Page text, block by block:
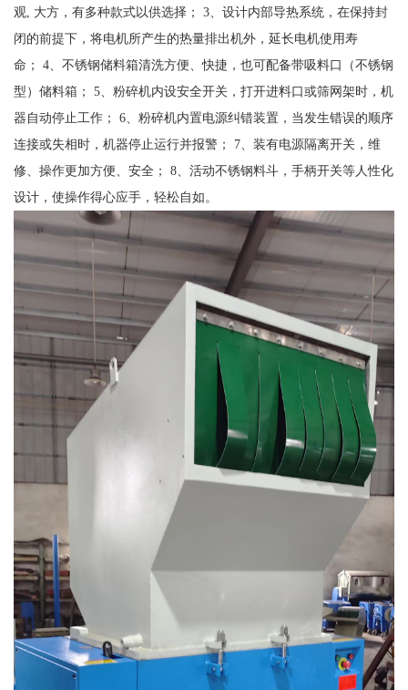
观, 大方，有多种款式以供选择； 3、设计内部导热系统，在保持封
闭的前提下，将电机所产生的热量排出机外，延长电机使用寿
命； 4、不锈钢储料箱清洗方便、快捷，也可配备带吸料口（不锈钢
型）储料箱； 5、粉碎机内设安全开关，打开进料口或筛网架时，机
器自动停止工作； 6、粉碎机内置电源纠错装置，当发生错误的顺序
连接或失相时，机器停止运行并报警； 7、装有电源隔离开关，维
修、操作更加方便、安全； 8、活动不锈钢料斗，手柄开关等人性化
设计，使操作得心应手，轻松自如。